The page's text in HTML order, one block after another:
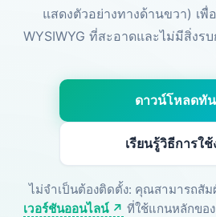
แสดงตัวอย่างทางด้านขวา) เ
WYSIWYG ที่สะอาดและไม่มีสิ่งร
ดาวน์โหลดทั
เรียนรู้วิธีการใ
ไม่จำเป็นต้องติดตั้ง: คุณสามารถสั
เวอร์ชันออนไลน์ ↗ ที่ใช้แกนหลักขอ